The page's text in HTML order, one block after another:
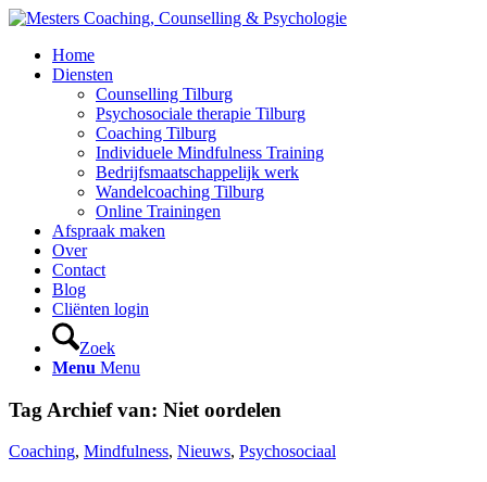
Home
Diensten
Counselling Tilburg
Psychosociale therapie Tilburg
Coaching Tilburg
Individuele Mindfulness Training
Bedrijfsmaatschappelijk werk
Wandelcoaching Tilburg
Online Trainingen
Afspraak maken
Over
Contact
Blog
Cliënten login
Zoek
Menu Menu
Tag Archief van: Niet oordelen
Coaching, Mindfulness, Nieuws, Psychosociaal